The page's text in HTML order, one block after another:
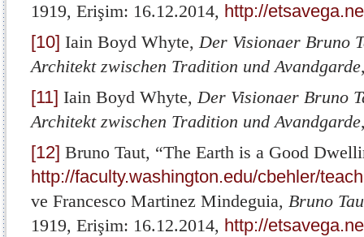
1919, Erişim: 16.12.2014, http://
[10] Iain Boyd Whyte,Der Visionaer Bruno
Architekt zwischen Tradition und Avandgarde
[11] Iain Boyd Whyte,Der Visionaer Bruno
Architekt zwischen Tradition und Avandgarde
[12] Bruno Taut, “The Earth is a Good
http://faculty.washington.edu/cbehler/
ve Francesco Martinez Mindeguia, Bruno
1919, Erişim: 16.12.2014, http://